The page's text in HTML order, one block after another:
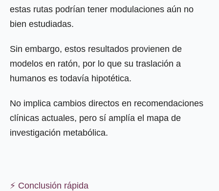
estas rutas podrían tener modulaciones aún no
bien estudiadas.
Sin embargo, estos resultados provienen de
modelos en ratón, por lo que su traslación a
humanos es todavía hipotética.
No implica cambios directos en recomendaciones
clínicas actuales, pero sí amplía el mapa de
investigación metabólica.
⚡ Conclusión rápida